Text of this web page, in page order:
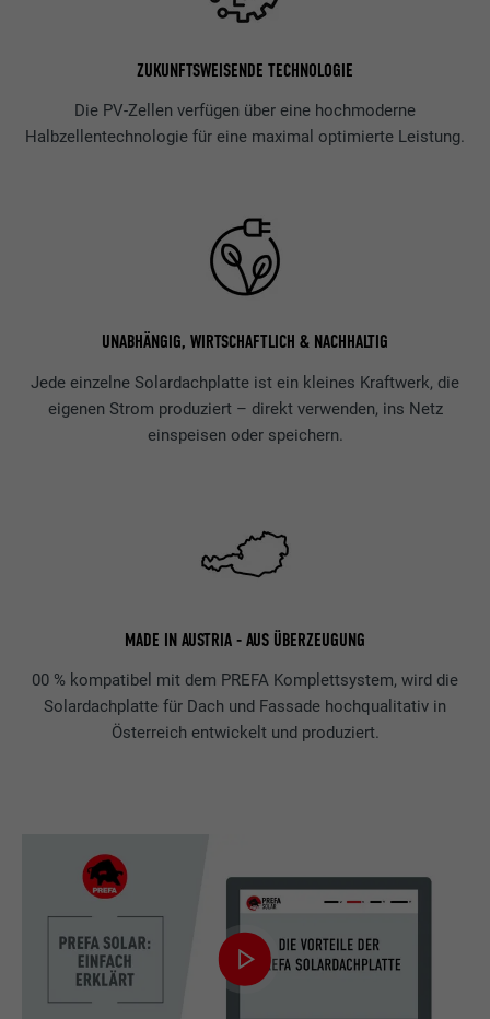
ZUKUNFTSWEISENDE TECHNOLOGIE
Die PV-Zellen verfügen über eine hochmoderne
Halbzellentechnologie für eine maximal optimierte Leistung.
UNABHÄNGIG, WIRTSCHAFTLICH & NACHHALTIG
Jede einzelne Solardachplatte ist ein kleines Kraftwerk, die
eigenen Strom produziert – direkt verwenden, ins Netz
einspeisen oder speichern.
MADE IN AUSTRIA - AUS ÜBERZEUGUNG
00 % kompatibel mit dem PREFA Komplettsystem, wird die
Solardachplatte für Dach und Fassade hochqualitativ in
Österreich entwickelt und produziert.